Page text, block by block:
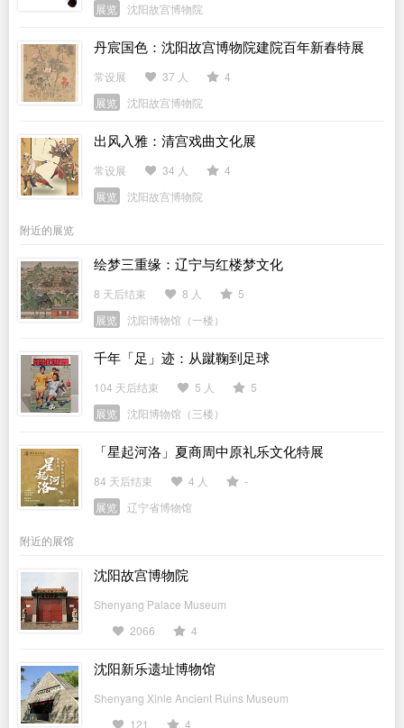
展览
沈阳故宫博物院
丹宸国色：沈阳故宫博物院建院百年新春特展
常设展 37 人
4
展览
沈阳故宫博物院
出风入雅：清宫戏曲文化展
常设展 34 人
4
展览
沈阳故宫博物院
附近的展览
绘梦三重缘：辽宁与红楼梦文化
8 天后结束 8 人
5
展览
沈阳博物馆（一楼）
千年「足」迹：从蹴鞠到足球
104 天后结束 5 人
5
展览
沈阳博物馆（三楼）
「星起河洛」夏商周中原礼乐文化特展
84 天后结束 4 人
-
展览
辽宁省博物馆
附近的展馆
沈阳故宫博物院
Shenyang Palace Museum
2066
4
沈阳新乐遗址博物馆
Shenyang Xinle Ancient Ruins Museum
121
4